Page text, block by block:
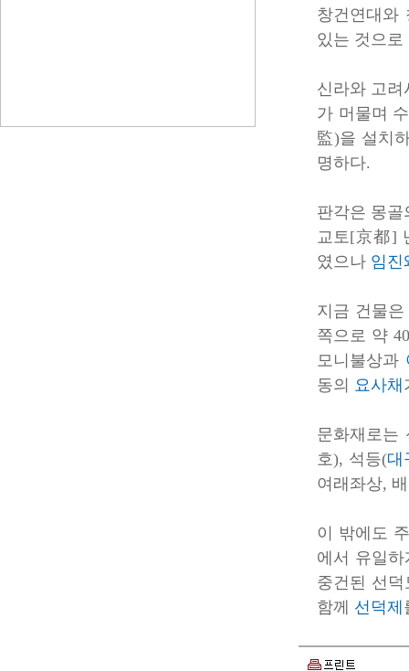
창건연대와
있는 것으
신라와 고려
가 머물며
監)을 설치
명하다.
판각은 몽골
교토[京都]
였으나 임진
지금 건물
쪽으로 약
모니불상과
동의 요사채
문화재로는
호), 석등(대
여래좌상,
이 밖에도
에서 유일
중건된 선
함께 선덕제